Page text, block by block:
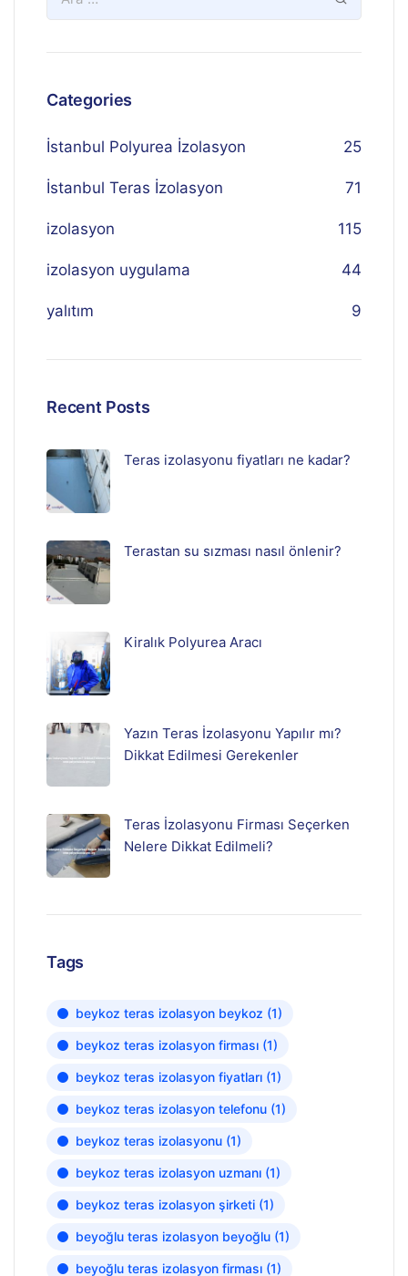
Categories
İstanbul Polyurea İzolasyon 25
İstanbul Teras İzolasyon 71
izolasyon 115
izolasyon uygulama 44
yalıtım 9
Recent Posts
Teras izolasyonu fiyatları ne kadar?
Terastan su sızması nasıl önlenir?
Kiralık Polyurea Aracı
Yazın Teras İzolasyonu Yapılır mı?
Dikkat Edilmesi Gerekenler
Teras İzolasyonu Firması Seçerken
Nelere Dikkat Edilmeli?
Tags
beykoz teras izolasyon beykoz (1)
beykoz teras izolasyon firması (1)
beykoz teras izolasyon fiyatları (1)
beykoz teras izolasyon telefonu (1)
beykoz teras izolasyonu (1)
beykoz teras izolasyon uzmanı (1)
beykoz teras izolasyon şirketi (1)
beyoğlu teras izolasyon beyoğlu (1)
beyoğlu teras izolasyon firması (1)